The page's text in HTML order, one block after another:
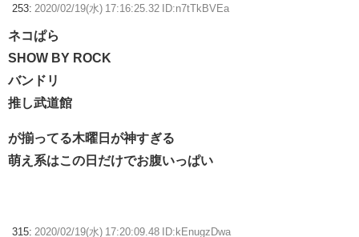
253: 2020/02/19(水) 17:16:25.32 ID:n7tTkBVEa
ネコぱら
SHOW BY ROCK
バンドリ
推し武道館
が揃ってる木曜日が神すぎる
萌え系はこの日だけでお腹いっぱい
315: 2020/02/19(水) 17:20:09.48 ID:kEnugzDwa